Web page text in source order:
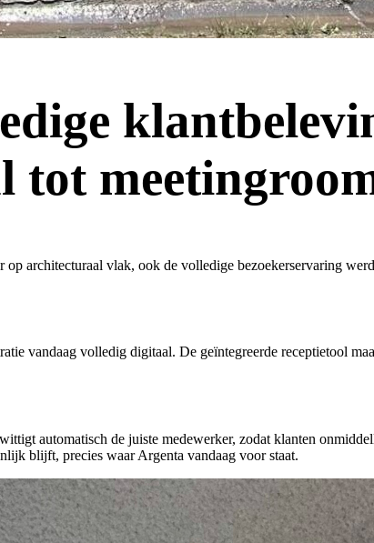
tot
architecturaal vlak, ook de volledige bezoekerservaring
vandaag volledig digitaal. De geïntegreerde receptietool
automatisch de juiste medewerker, zodat klanten
blijft, precies waar Argenta vandaag voor staat.